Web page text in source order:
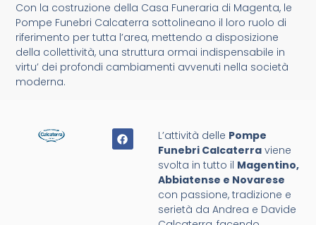
Con la costruzione della Casa Funeraria di Magenta, le
Pompe Funebri Calcaterra sottolineano il loro ruolo di
riferimento per tutta l’area, mettendo a disposizione
della collettività, una struttura ormai indispensabile in
virtu’ dei profondi cambiamenti avvenuti nella società
moderna.
L’attività delle Pompe
Funebri Calcaterra viene
svolta in tutto il Magentino,
Abbiatense e Novarese
con passione, tradizione e
serietà da Andrea e Davide